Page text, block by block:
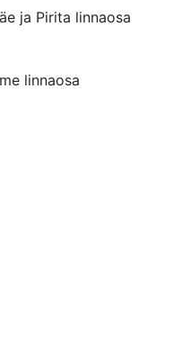
ja Pirita linnaosa
linnaosa